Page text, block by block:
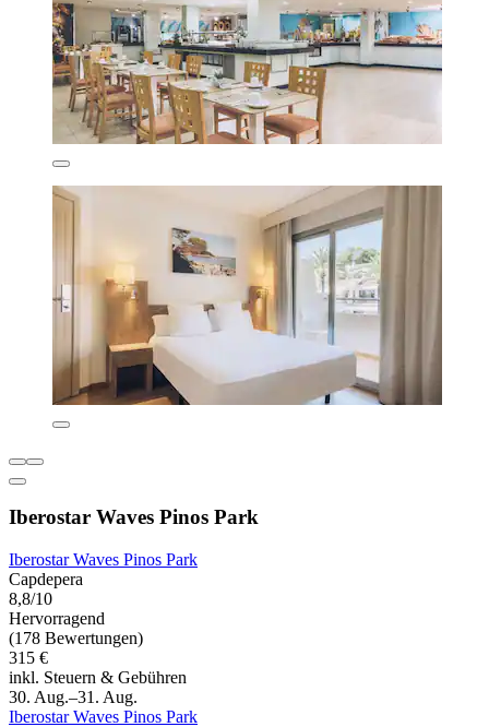
Iberostar Waves Pinos Park
Iberostar Waves Pinos Park
Capdepera
8,8/10
Hervorragend
(178 Bewertungen)
315 €
inkl. Steuern & Gebühren
30. Aug.–31. Aug.
Iberostar Waves Pinos Park